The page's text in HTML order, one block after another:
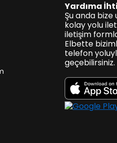
Yardıma
Şu anda bize
kolay yolu
iletişim
Elbette
telefon
geçebilirsiniz.